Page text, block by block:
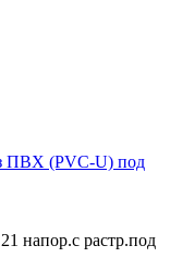
ПВХ (PVC-U) под
напор.с растр.под